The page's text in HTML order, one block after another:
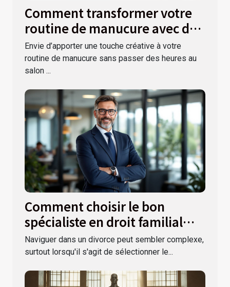
Comment transformer votre
routine de manucure avec des
autocollants ?
Envie d’apporter une touche créative à votre
routine de manucure sans passer des heures au
salon ...
Comment choisir le bon
spécialiste en droit familial
pour votre divorce ?
Naviguer dans un divorce peut sembler complexe,
surtout lorsqu'il s'agit de sélectionner le...